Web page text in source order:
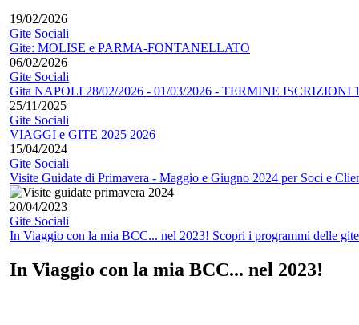
19/02/2026
Gite Sociali
Gite: MOLISE e PARMA-FONTANELLATO
06/02/2026
Gite Sociali
Gita NAPOLI 28/02/2026 - 01/03/2026 - TERMINE ISCRIZIONI
25/11/2025
Gite Sociali
VIAGGI e GITE 2025 2026
15/04/2024
Gite Sociali
Visite Guidate di Primavera - Maggio e Giugno 2024 per Soci e
20/04/2023
Gite Sociali
In Viaggio con la mia BCC... nel 2023! Scopri i programmi delle
In Viaggio con la mia BCC... nel 2023!